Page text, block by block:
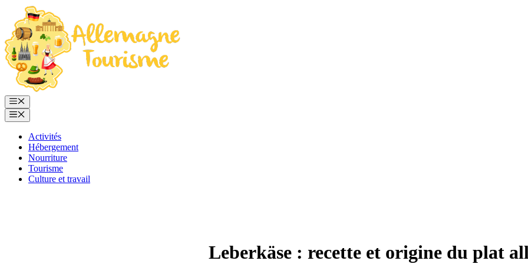
contenu
Menu
Menu
Activités
Hébergement
Nourriture
Tourisme
Culture et travail
Leberkäse : recette et origine du plat